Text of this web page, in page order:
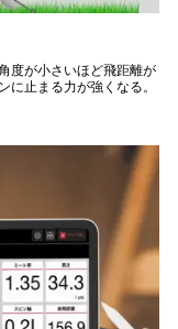
度が小さいほど飛距離が
に止まる力が強くなる。